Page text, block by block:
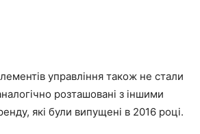
управління також не стали
розташовані з іншими
які були випущені в 2016 році.